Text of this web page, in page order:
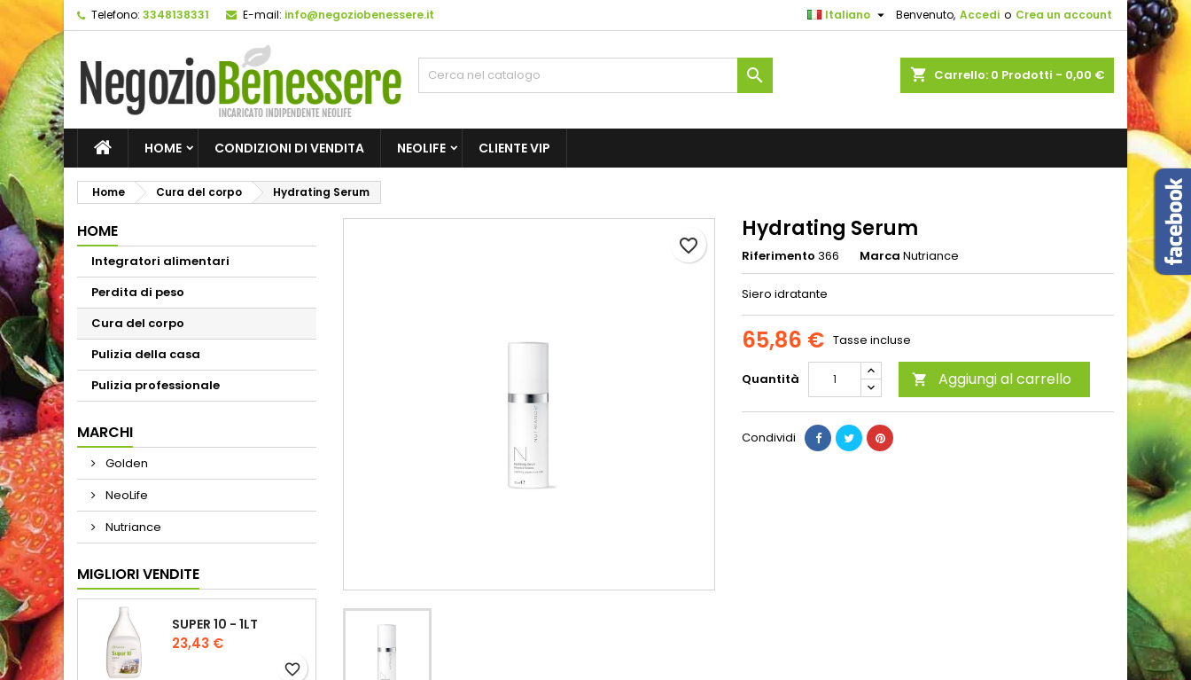
Telefono: 3348138331 E-mail: info@negoziobenessere.it Benvenuto, Accedi o Crea un account
Italiano 
shopping_cart Carrello: 0 Prodotti - 0,00 €

HOME CONDIZIONI DI VENDITA NEOLIFE CLIENTE VIP
Home Cura del corpo Hydrating Serum
HOME
Integratori alimentari
Perdita di peso
Cura del corpo
Pulizia della casa
Pulizia professionale
MARCHI
Golden
NeoLife
Nutriance
MIGLIORI VENDITE
SUPER 10 - 1LT
Prezzo
23,43 €
favorite_border
favorite_border
Hydrating Serum
Riferimento 366 Marca Nutriance
Siero idratante
65,86 € Tasse incluse
Quantità  Aggiungi al carrello
Condividi